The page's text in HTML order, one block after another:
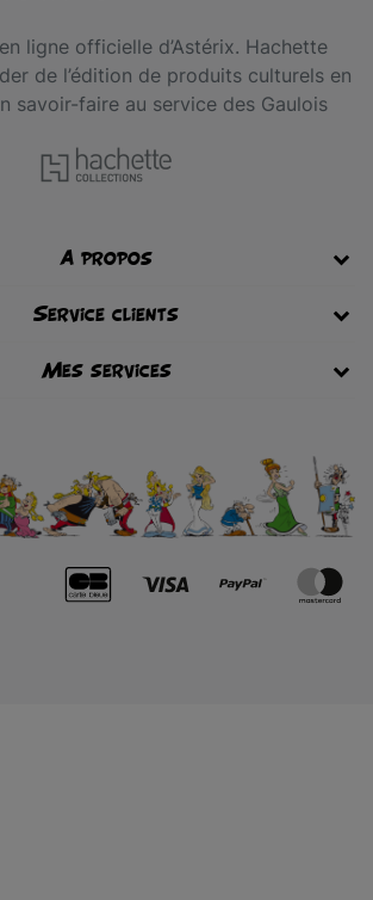
ligne officielle d’Astérix. Hachette
de l’édition de produits culturels en
savoir-faire au service des Gaulois
A propos
Service clients
Mes services